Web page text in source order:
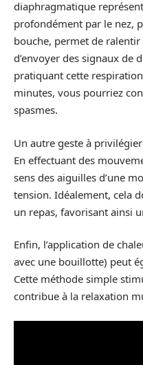
diaphragmatique
profondément par le nez,
bouche, permet de
d’envoyer des signaux de
pratiquant cette
minutes, vous pourriez
spasmes.
Un autre geste à
En effectuant des
sens des aiguilles d’une
tension. Idéalement, cela
un repas, favorisant ainsi
Enfin, l’application de
avec une bouillotte) peut
Cette méthode simple
contribue à la relaxation